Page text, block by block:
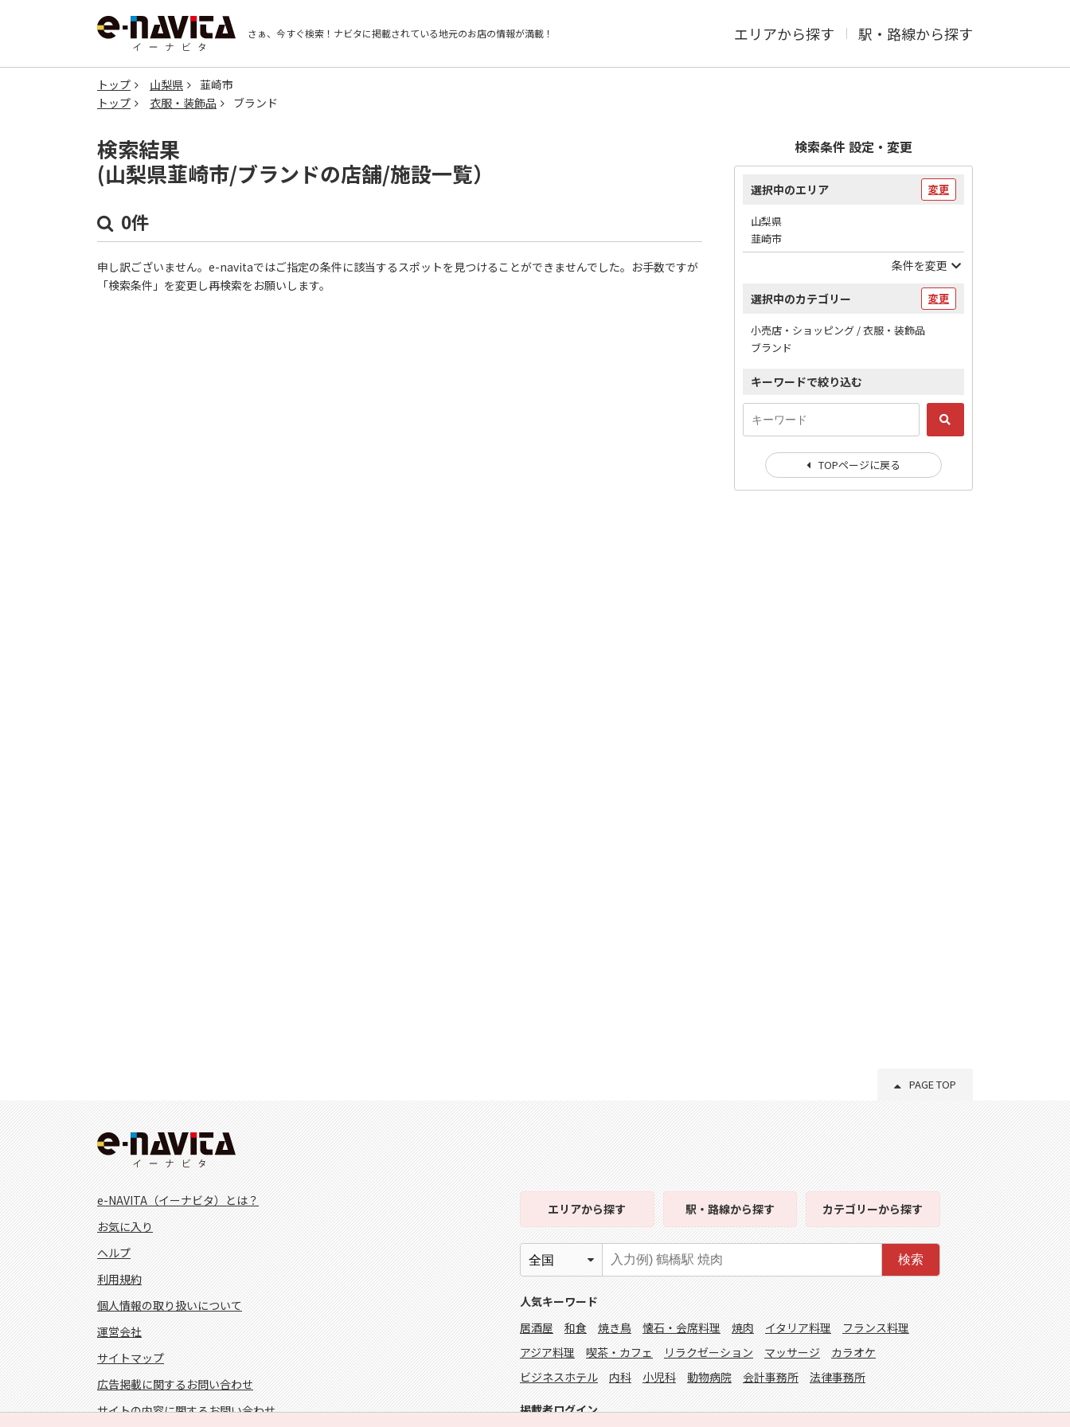
さぁ、今すぐ検索！ ナビタに掲載されている地元のお店の情報が満載！ エリアから探す 駅・路線から探す
トップ 山梨県
韮崎市
トップ
衣服・装飾品 ブランド
検索結果
(山梨県韮崎市/ブランドの店舗/施設一覧）
0件
申し訳ございません。e-navitaではご指定の条件に該当するスポットを見つけることができませんでした。お手数ですが
「検索条件」を変更し再検索をお願いします。
検索条件 設定・変更
選択中のエリア 変更
山梨県
韮崎市
条件を変更
選択中のカテゴリー 変更
小売店・ショッピング / 衣服・装飾品
ブランド
キーワードで絞り込む
TOPページに戻る
PAGE TOP
e-NAVITA（イーナビタ）とは？
お気に入り
ヘルプ
利用規約
個人情報の取り扱いについて
運営会社
サイトマップ
広告掲載に関するお問い合わせ
サイトの内容に関するお問い合わせ
エリアから探す 駅・路線から探す カテゴリーから探す
検索
人気キーワード
居酒屋
和食 焼き鳥 懐石・会席料理 焼肉 イタリア料理
フランス料理
アジア料理
喫茶・カフェ リラクゼーション マッサージ
カラオケ
ビジネスホテル
内科 小児科 動物病院 会計事務所 法律事務所
掲載者ログイン